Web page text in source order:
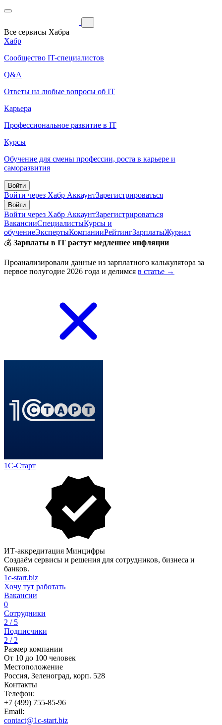
Все сервисы Хабра
Хабр
Сообщество IT-специалистов
Q&A
Ответы на любые вопросы об IT
Карьера
Профессиональное развитие в IT
Курсы
Обучение для смены профессии, роста в карьере и
саморазвития
Войти
Войти через Хабр АккаунтЗарегистрироваться
Войти
Войти через Хабр АккаунтЗарегистрироваться
ВакансииСпециалистыКурсы и
обучениеЭкспертыКомпанииРейтингЗарплатыЖурнал
💰 Зарплаты в IT растут медленнее инфляции
Проанализировали данные из зарплатного калькулятора за
первое полугодие 2026 года и делимся в статье →
1С-Старт
ИТ-аккредитация Минцифры
Создаём сервисы и решения для сотрудников, бизнеса и
банков.
1c-start.biz
Хочу тут работать
Вакансии
0
Сотрудники
2 / 5
Подписчики
2 / 2
Размер компании
От 10 до 100 человек
Местоположение
Россия, Зеленоград, корп. 528
Контакты
Телефон:
+7 (499) 755-85-96
Email:
contact@1c-start.biz